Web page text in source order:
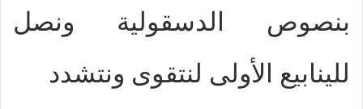
بنصوص الدسقولية ونصل
للينابيع الأولى لنتقوى ونتشدد